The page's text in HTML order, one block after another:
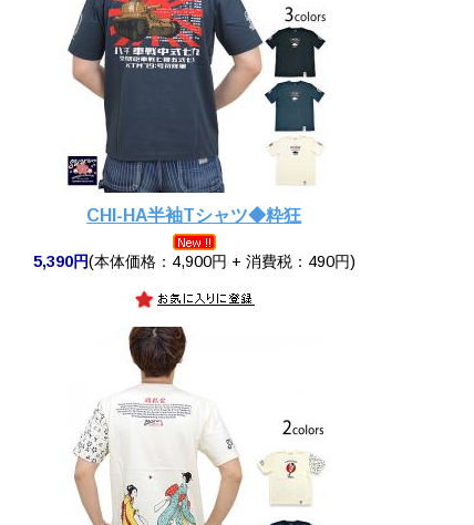
CHI-HA半袖Tシャツ◆粋狂
5,390円(本体価格：4,900円 + 消費税：490円)